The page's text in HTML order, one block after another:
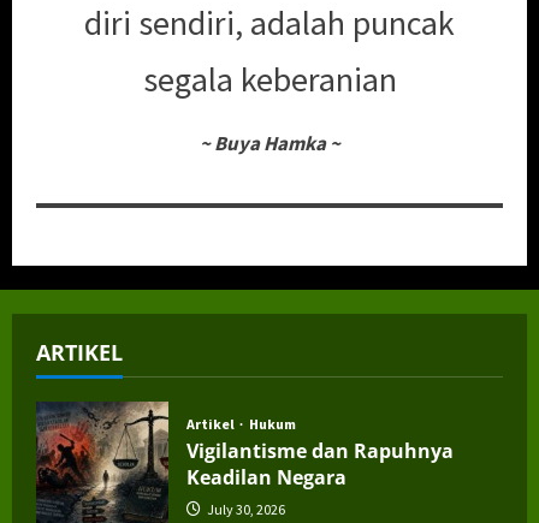
diri sendiri, adalah puncak
segala keberanian
~ Buya Hamka ~
ARTIKEL
Artikel Hukum
Vigilantisme dan Rapuhnya
Keadilan Negara
July 30, 2026